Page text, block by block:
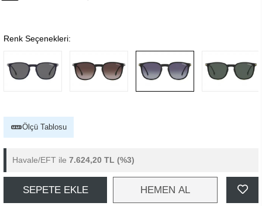
Renk Seçenekleri:
Ölçü Tablosu
Havale/EFT ile 7.624,20 TL (%3)
SEPETE EKLE HEMEN AL